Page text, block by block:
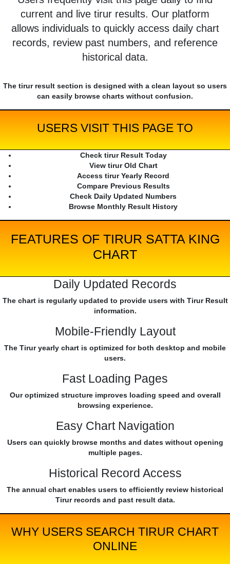
current and live tirur results. Our platform
allows individuals to quickly access daily chart
records, review past numbers, and reference
historical data.
The tirur result section is designed with a clean layout so users
can easily browse charts without confusion.
USERS VISIT THIS PAGE TO
Check tirur Result Today
View tirur Old Chart
Access tirur Yearly Record
Compare Previous Results
Check Daily Updated Numbers
Browse Monthly Result History
FEATURES OF TIRUR SATTA KING
CHART
Daily Updated Records
The chart is regularly updated to provide users with Tirur Result
information.
Mobile-Friendly Layout
The Tirur yearly chart is optimized for both desktop and mobile
users.
Fast Loading Pages
Our optimized structure improves loading speed and overall
browsing experience.
Easy Chart Navigation
Users can quickly browse months and dates without opening
multiple pages.
Historical Record Access
The annual chart enables users to efficiently review historical
Tirur records and past result data.
WHY USERS SEARCH TIRUR CHART
ONLINE